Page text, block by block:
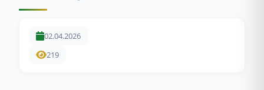
02.04.2026
219